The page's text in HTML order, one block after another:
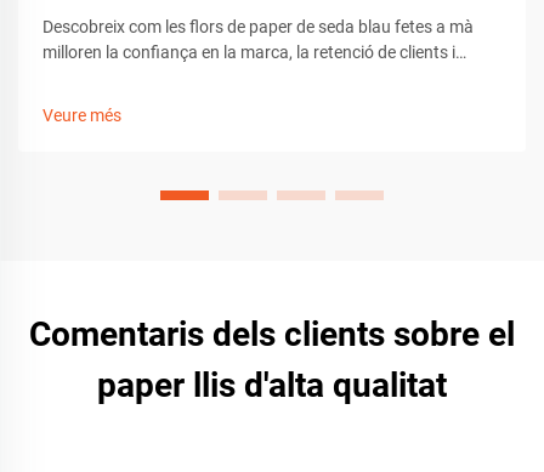
Descobreix com les flors de paper de seda blau fetes a mà
milloren la confiança en la marca, la retenció de clients i
Veure més
Comentaris dels clients sobre el
paper llis d'alta qualitat